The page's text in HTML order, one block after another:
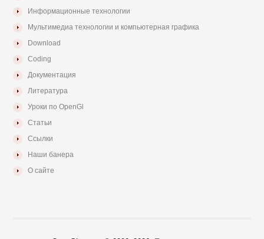
Информационные технологии
Мультимедиа технологии и компьютерная графика
Download
Coding
Документация
Литература
Уроки по OpenGl
Статьи
Ссылки
Наши банера
О сайте